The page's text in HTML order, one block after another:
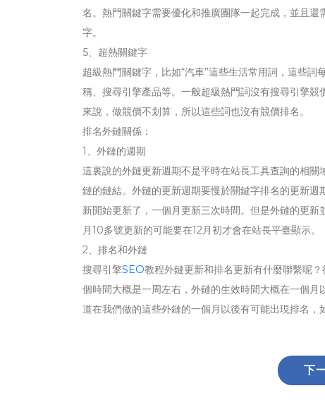
名。熱門關鍵字需要優化和推廣團隊一起完成，並且
字。
5、超熱關鍵字
超級熱門關鍵字，比如“汽車”這些生活常用詞，這些
稱、搜尋引擎產品等。一般超級熱門詞沒有搜尋引擎
來說，做競價不划算，所以這些詞也沒有競價排名。
排名外鏈關係：
1、外鏈的週期
這裏說的外鏈更新週期不是平時在站長工具查詢的相
鏈的鏈結。外鏈的更新週期要慢於關鍵字排名的更新
新開始更新了，一個月更新三次時間。但是外鏈的更新
月10多號更新的可能要在12月初才會在站長平臺顯示。
2、排名和外鏈
搜尋引擎SEO教程外鏈更新和排名更新有什麼聯繫呢
個時間大概是一周左右，外鏈的生效時間大概在一個
道在我們做的這些外鏈的一個月以後有可能出現排名
下